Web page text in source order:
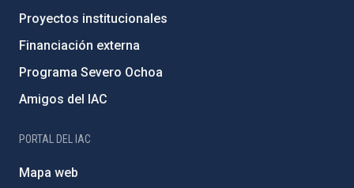
Proyectos institucionales
Financiación externa
Programa Severo Ochoa
Amigos del IAC
PORTAL DEL IAC
Mapa web